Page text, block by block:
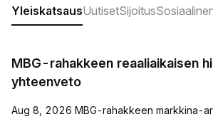
YleiskatsausUutisetSijoitus
MBG-rahakkeen reaaliaikaisen
yhteenveto
Aug 8, 2026 MBG-rahakkeen markkina-